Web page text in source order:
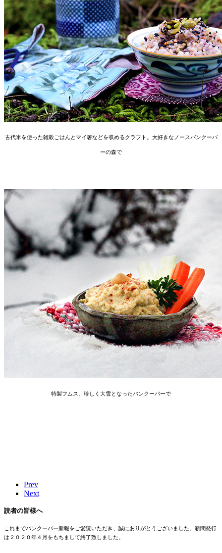
古代米を使った雑穀ごはんとマイ箸などを収めるクラフト。大好きなノースバンクーバ
ーの森で
特製フムス。珍しく大雪となったバンクーバーで
Prev
Next
読者の皆様へ
これまでバンクーバー新報をご愛読いただき、誠にありがとうございました。新聞発行
は２０２０年４月をもちまして終了致しました。